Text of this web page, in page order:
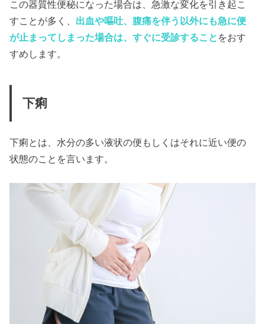
この器質性便秘になった場合は、急激な変化を引き起こ
すことが多く、 出血や嘔吐、腹痛を伴う以外にも急に便
が止まってしまった場合は、すぐに受診すること をおす
すめします。
下痢
下痢とは、水分の多い液状の便もしくはそれに近い便の
状態のことを言います。